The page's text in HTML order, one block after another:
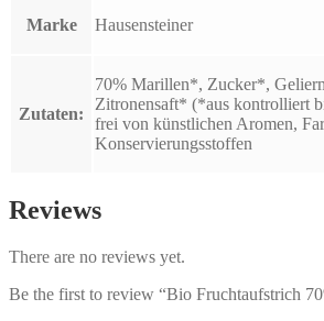
Marke Hausensteiner
Zutaten:
70% Marillen*, Zucker*,
Zitronensaft* (*aus kontrolliert
frei von künstlichen Aromen,
Konservierungsstoffen
Reviews
There are no reviews yet.
Be the first to review “Bio Fruchtaufstrich